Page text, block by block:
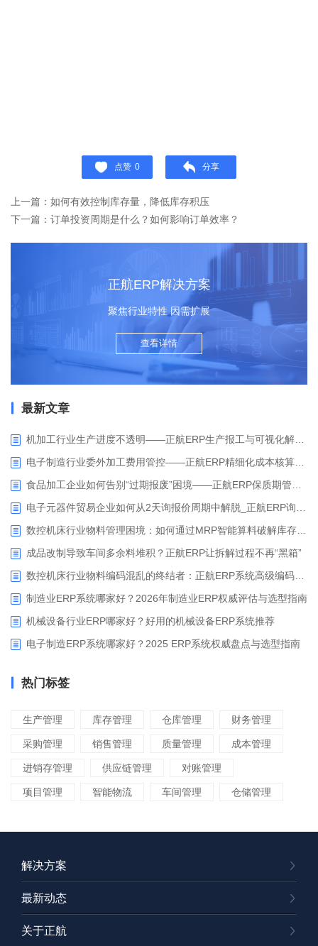
点赞 0 分享
上一篇：如何有效控制库存量，降低库存积压
下一篇：订单投资周期是什么？如何影响订单效率？
正航ERP解决方案
聚焦行业特性 因需扩展
查看详情
最新文章
成品改制导致车间多余料堆积？正航ERP让拆解过程不再“黑箱”
制造业ERP系统哪家好？2026年制造业ERP权威评估与选型指南
机械设备行业ERP哪家好？好用的机械设备ERP系统推荐
电子制造ERP系统哪家好？2025 ERP系统权威盘点与选型指南
热门标签
生产管理 库存管理 仓库管理 财务管理
采购管理 销售管理 质量管理 成本管理
进销存管理 供应链管理 对账管理
项目管理 智能物流 车间管理 仓储管理
解决方案
最新动态
关于正航